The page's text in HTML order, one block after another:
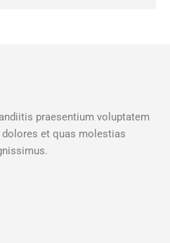
praesentium voluptatem
et quas molestias